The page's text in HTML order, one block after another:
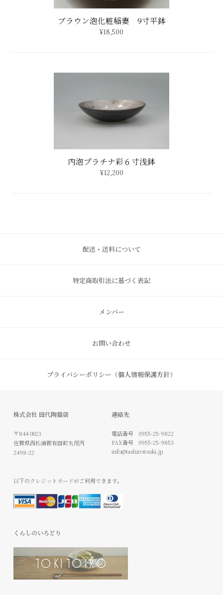
ブラウン泡化粧稲妻 9寸平鉢
¥18,500
内泡プラチナ彩６寸浅鉢
¥12,200
配送・送料について
特定商取引法に基づく表記
メンバー
お問い合わせ
プライバシーポリシー（個人情報保護方針）
株式会社 田代陶器店
〒844-0023
佐賀県西松浦郡有田町丸尾丙
2498-22
連絡先
電話番号 0955-25-9822
FAX番号 0955-25-9853
info@tashirotouki.jp
以下のクレジットカードがご利用できます。
くらしのいろどり